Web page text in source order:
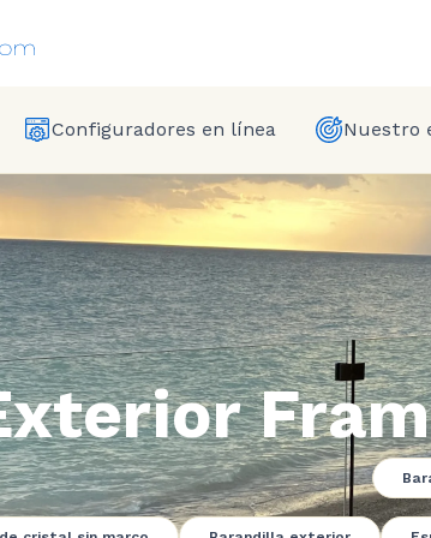
Configuradores en línea Nuestro